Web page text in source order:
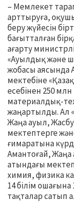
– Мемлекет
арттыруға,
беру жүйесін
бағытталған
ағарту
«Ауылдық және
жобасы аясында
мектебіне
есебінен 250
материалдық-
жаңартылды. Ал
Жаңа ауыл,
мектептерге
ғимаратына
Амантоғай,
атындағы
химия, физика
14 білім
тақталар сатып